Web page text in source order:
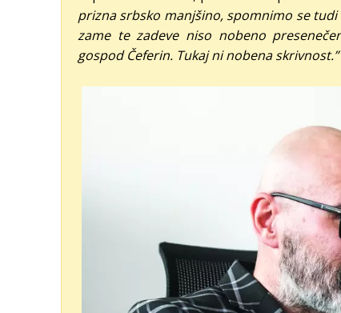
prizna srbsko manjšino, spomnimo se
zame te zadeve niso nobeno
gospod Čeferin. Tukaj ni nobena skrivnost.”